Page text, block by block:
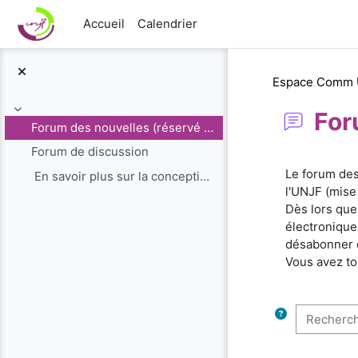
Passer au contenu principal
Accueil
Calendrier
Replier
Forum des nouvelles (réservé aux administrateurs)
Forum de discussion
En savoir plus sur la conception du cours de...
Espace Comm
Le forum
l'UNJF
Dès lors
désabonner
Vous avez